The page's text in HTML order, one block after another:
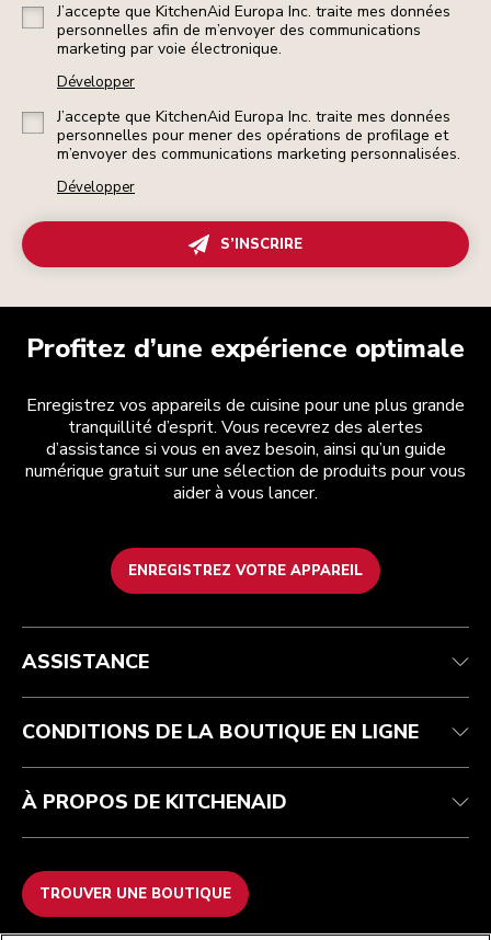
J’accepte que KitchenAid Europa Inc. traite mes données
personnelles afin de m’envoyer des communications
marketing par voie électronique.
Développer
J’accepte que KitchenAid Europa Inc. traite mes données
personnelles pour mener des opérations de profilage et
m’envoyer des communications marketing personnalisées.
Développer
S’INSCRIRE
Profitez d’une expérience optimale
Enregistrez vos appareils de cuisine pour une plus grande
tranquillité d’esprit. Vous recevrez des alertes
d’assistance si vous en avez besoin, ainsi qu’un guide
numérique gratuit sur une sélection de produits pour vous
aider à vous lancer.
ENREGISTREZ VOTRE APPAREIL
Service après-vente
Garantie et documents
Contactez-nous
Conditions générales de vente
Retours et remboursements
Imprint
ODR
La marque
Trouver une boutique
ASSISTANCE
CONDITIONS DE LA BOUTIQUE EN LIGNE
À PROPOS DE KITCHENAID
TROUVER UNE BOUTIQUE